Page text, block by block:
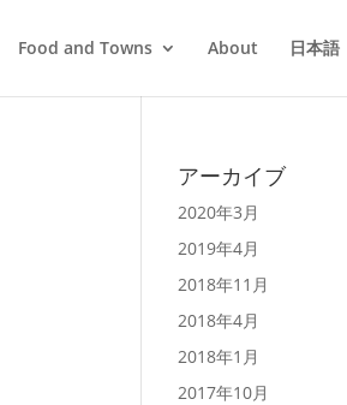
Food and Towns About 日本語
アーカイブ
2020年3月
2019年4月
2018年11月
2018年4月
2018年1月
2017年10月